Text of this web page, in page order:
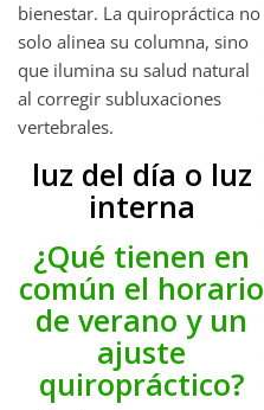
bienestar. La quiropráctica no
solo alinea su columna, sino
que ilumina su salud natural
al corregir subluxaciones
vertebrales.
luz del día o luz
interna
¿Qué tienen en
común el horario
de verano y un
ajuste
quiropráctico?